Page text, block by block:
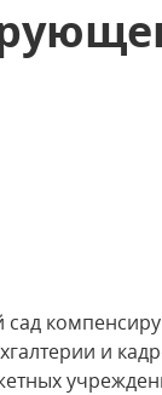
сад
и